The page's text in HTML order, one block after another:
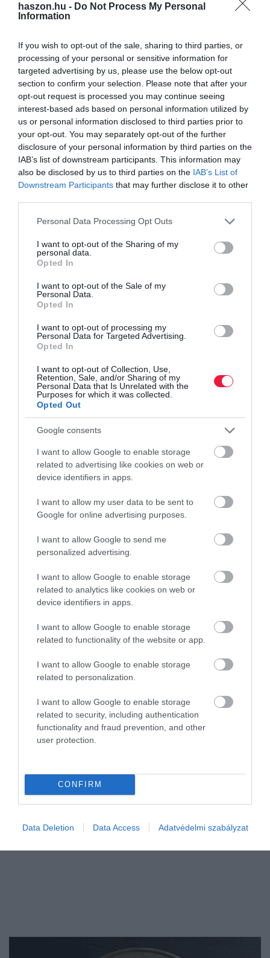
haszon.hu - Do Not Process My Personal
Information
If you wish to opt-out of the sale, sharing to third parties, or
processing of your personal or sensitive information for
targeted advertising by us, please use the below opt-out
section to confirm your selection. Please note that after your
opt-out request is processed you may continue seeing
interest-based ads based on personal information utilized by
us or personal information disclosed to third parties prior to
your opt-out. You may separately opt-out of the further
disclosure of your personal information by third parties on the
IAB’s list of downstream participants. This information may
also be disclosed by us to third parties on the IAB’s List of
Downstream Participants that may further disclose it to other
Please note that this website/app uses one or more Google
not limited to your visit or usage behaviour. You may click to
grant or deny consent to Google and its third-party tags to
use your data for below specified purposes in below Google
consent section.
Personal Data Processing Opt Outs
I want to opt-out of the Sharing of my
personal data.
Opted In
I want to opt-out of the Sale of my
Personal Data.
Opted In
I want to opt-out of processing my
Personal Data for Targeted Advertising.
Opted In
I want to opt-out of Collection, Use,
Retention, Sale, and/or Sharing of my
Personal Data that Is Unrelated with the
Purposes for which it was collected.
Opted Out
Google consents
I want to allow Google to enable storage
related to advertising like cookies on web or
device identifiers in apps.
I want to allow my user data to be sent to
Google for online advertising purposes.
I want to allow Google to send me
personalized advertising.
I want to allow Google to enable storage
related to analytics like cookies on web or
device identifiers in apps.
I want to allow Google to enable storage
related to functionality of the website or app.
I want to allow Google to enable storage
related to personalization.
I want to allow Google to enable storage
related to security, including authentication
functionality and fraud prevention, and other
user protection.
CONFIRM
Data Deletion Data Access Adatvédelmi szabályzat
PÉNZ
Megvan a hétfőn menesztett bankvezér utódja
vezérigazgatói tisztségét. Az új vezető kinevezésének célja az
intézmény szakmai működésének további erősítése, a szervezeti
Így válassz okosan bankszámlát, tízezreket
nyerhetsz
Bár a júliusi díjemelések miatt tovább nőnek a különbségek a
banki költségek között, az MNB friss adatai szerint tudatos
választással – vagy akár bankon belüli csomagváltással – évente